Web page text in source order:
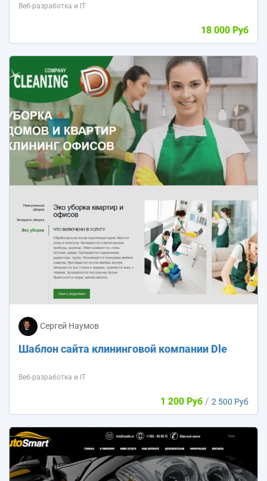
Веб-разработка и IT
18 000 Руб
Сергей Наумов
Шаблон сайта клининговой компании Dle
Веб-разработка и IT
1 200 Руб / 2 500 Руб